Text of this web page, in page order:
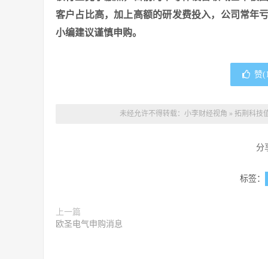
客户占比高，加上高额的研发费投入，公司常年
小编建议谨慎申购。
赞(
未经允许不得转载： 小李财经视角 » 拓荆科技
分
标签：
上一篇
欧圣电气申购消息